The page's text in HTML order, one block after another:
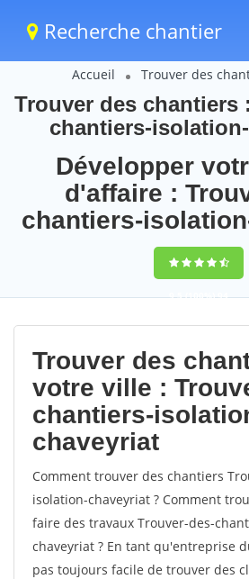
Recherche chantier
Accueil Trouver des
Trouver des chantiers
chantiers-
Développer
d'affaire :
chantiers-
9,5(100%)94
votes
Trouver des
votre ville :
chantiers-
chaveyriat
Comment trouver des chantiers
isolation-chaveyriat ? Comment
faire des travaux Trouver-des-
chaveyriat ? En tant qu'entreprise
pas toujours facile de trouver des